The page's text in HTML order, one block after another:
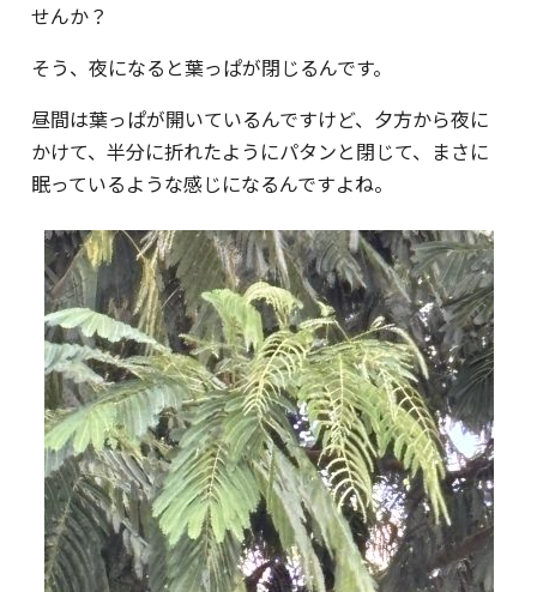
せんか？
そう、夜になると葉っぱが閉じるんです。
昼間は葉っぱが開いているんですけど、夕方から夜に
かけて、半分に折れたようにパタンと閉じて、まさに
眠っているような感じになるんですよね。